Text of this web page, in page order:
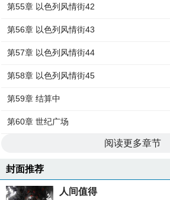
第55章 以色列风情街42
第56章 以色列风情街43
第57章 以色列风情街44
第58章 以色列风情街45
第59章 结算中
第60章 世纪广场
阅读更多章节
封面推荐
人间值得